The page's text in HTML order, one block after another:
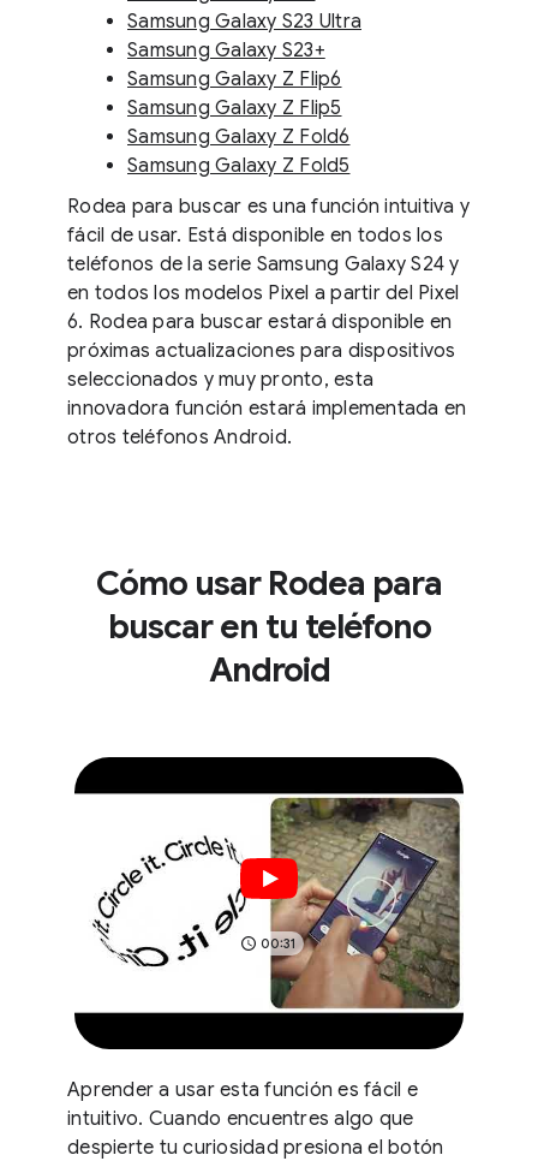
Samsung Galaxy S23 Ultra
Samsung Galaxy S23+
Samsung Galaxy Z Flip6
Samsung Galaxy Z Flip5
Samsung Galaxy Z Fold6
Samsung Galaxy Z Fold5
Rodea para buscar es una función intuitiva y
fácil de usar. Está disponible en todos los
teléfonos de la serie Samsung Galaxy S24 y
en todos los modelos Pixel a partir del Pixel
6. Rodea para buscar estará disponible en
próximas actualizaciones para dispositivos
seleccionados y muy pronto, esta
innovadora función estará implementada en
otros teléfonos Android.
Cómo usar Rodea para
buscar en tu teléfono
Android
00:31
Aprender a usar esta función es fácil e
intuitivo. Cuando encuentres algo que
despierte tu curiosidad presiona el botón